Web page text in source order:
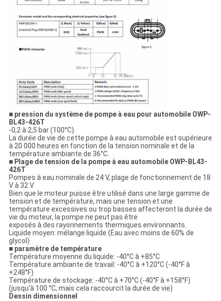
■ pression du système de pompe à eau pour automobile OWP-
BL43-426T
-0,2 à 2,5 bar (100°C).
La durée de vie de cette pompe à eau automobile est supérieure
à 20 000 heures en fonction de la tension nominale et de la
température ambiante de 36°C.
■ Plage de tension de la pompe à eau automobile OWP-BL43-
426T
Pompes à eau nominale de 24 V, plage de fonctionnement de 18
V à 32 V
Bien que le moteur puisse être utilisé dans une large gamme de
tension et de température, mais une tension et une
température excessives ou trop basses affecteront la durée de
vie du moteur, la pompe ne peut pas être
exposés à des rayonnements thermiques environnants.
Liquide moyen: mélange liquide (Eau avec moins de 60% de
glycol)
■ paramètre de température
Température moyenne du liquide: -40°C à +85°C
Température ambiante de travail: -40°C à +120°C (-40°F à
+248°F)
Température de stockage: -40°C à +70°C (-40°F à +158°F)
(jusqu'à 100 °C, mais cela raccourcit la durée de vie)
Dessin dimensionnel